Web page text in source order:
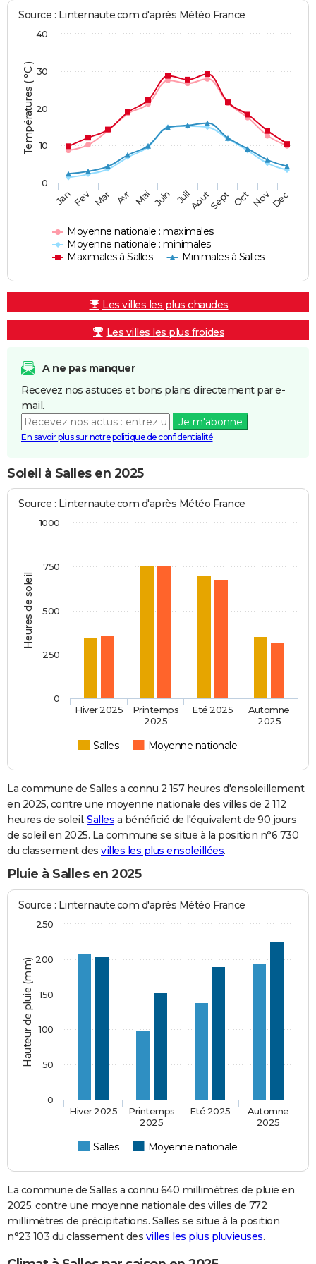
Températures ( °C )
Source : Linternaute.com d'après Météo France
Moyenne nationale : maximales
Moyenne nationale : minimales
Maximales à Salles
Minimales à Salles
JanFev Mar Avr Mai Juin JuilAoutSept OctNovDec
0
10
20
30
40
Les villes les plus chaudes
Les villes les plus froides
A ne pas manquer
Recevez nos astuces et bons plans directement par e-
mail.
Je m'abonne
En savoir plus sur notre politique de confidentialité
Soleil à Salles en 2025
Heures de soleil
Source : Linternaute.com d'après Météo France
Salles Moyenne nationale
Hiver 2025
Printemps
2025
Eté 2025
Automne
2025
0
250
500
750
1000
La commune de Salles a connu 2 157 heures d'ensoleillement
en 2025, contre une moyenne nationale des villes de 2 112
heures de soleil. Salles a bénéficié de l'équivalent de 90 jours
de soleil en 2025. La commune se situe à la position n°6 730
du classement des villes les plus ensoleillées.
Pluie à Salles en 2025
Hauteur de pluie (mm)
Source : Linternaute.com d'après Météo France
Salles Moyenne nationale
Hiver 2025
Printemps
2025
Eté 2025
Automne
2025
0
50
100
150
200
250
La commune de Salles a connu 640 millimètres de pluie en
2025, contre une moyenne nationale des villes de 772
millimètres de précipitations. Salles se situe à la position
n°23 103 du classement des villes les plus pluvieuses.